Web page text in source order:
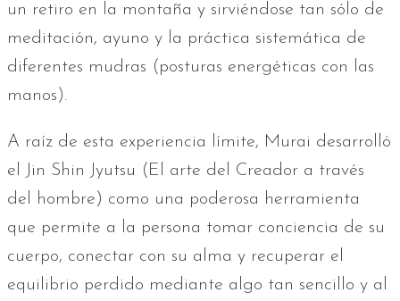
un retiro en la montaña y sirviéndose tan sólo de
meditación, ayuno y la práctica sistemática de
diferentes mudras (posturas energéticas con las
manos).
A raíz de esta experiencia límite, Murai desarrolló
el Jin Shin Jyutsu (El arte del Creador a través
del hombre) como una poderosa herramienta
que permite a la persona tomar conciencia de su
cuerpo, conectar con su alma y recuperar el
equilibrio perdido mediante algo tan sencillo y al